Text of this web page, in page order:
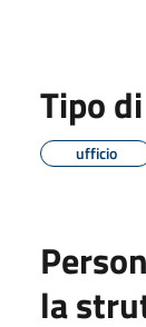
Tipo
ufficio
la